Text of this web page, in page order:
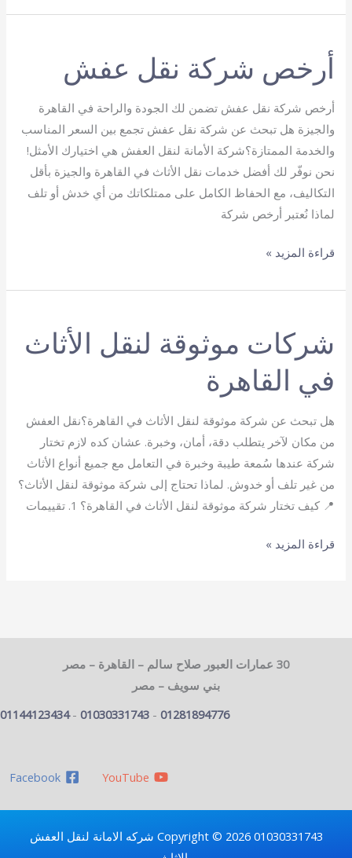
عفش
أرخص شركة نقل عفش
أرخص شركة نقل عفش تضمن لك الجودة والراحة في القاهرة
والجيزة هل تبحث عن شركة نقل عفش تجمع بين السعر المناسب
والخدمة الممتازة؟شركة الأمانة لنقل العفش هي اختيارك الأمثل!
نحن نوفّر لك أفضل خدمات نقل الأثاث في القاهرة والجيزة بأقل
التكاليف، مع الحفاظ الكامل على ممتلكاتك من أي خدش أو تلف
لماذا نُعتبر أرخص شركة
أرخص
نقل
قراءة المزيد »
شركات موثوقة لنقل الأثاث
في القاهرة
هل تبحث عن شركة موثوقة لنقل الأثاث في القاهرة؟نقل العفش
من مكان لآخر يتطلب دقة، أمان، وخبرة. عشان كده لازم تختار
شركة عندها سُمعة طيبة وخبرة في التعامل مع جميع أنواع الأثاث
من غير تلف أو خدوش. لماذا تحتاج إلى شركة موثوقة لنقل الأثاث؟
📍 كيف تختار شركة موثوقة لنقل الأثاث في القاهرة؟ 1. تقييمات
شركات
قراءة المزيد »
30 عمارات العبور صلاح سالم – القاهرة – مصر
بني سويف – مصر
01281894776
-
01030331743
-
01144123434
YouTube
Facebook
Copyright © 2026 01030331743 شركه الامانة لنقل العفش